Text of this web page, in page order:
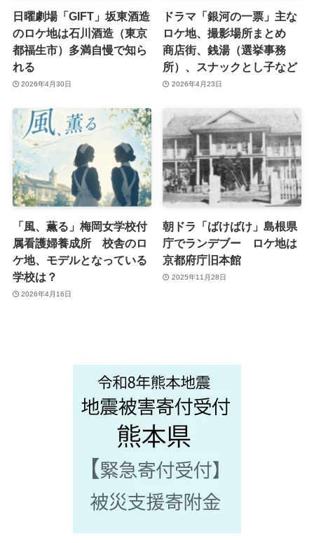
日曜劇場「GIFT」坂東酒造
のロケ地は石川酒造（東京
都福生市）多満自慢で知ら
れる
2026年4月30日
ドラマ「銀河の一票」主な
ロケ地、撮影場所まとめ
商店街、銭湯（選挙事務
所）、スナックとし子など
2026年4月23日
「風、薫る」梅岡女学校付
属看護婦養成所 校舎のロ
ケ地、モデルとなっている
学校は？
2026年4月16日
朝ドラ「ばけばけ」島根県
庁でランデブー ロケ地は
京都府庁旧本館
2025年11月28日